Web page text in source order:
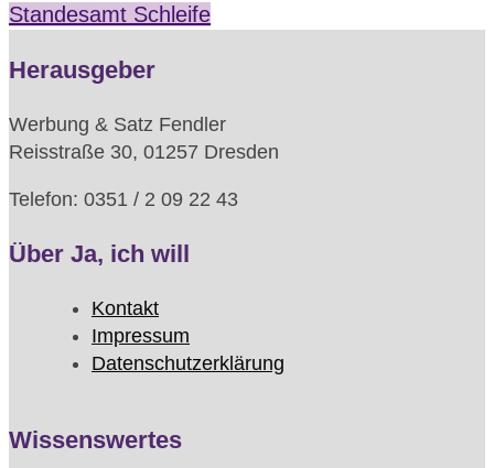
Standesamt Schleife
Herausgeber
Werbung & Satz Fendler
Reisstraße 30, 01257 Dresden
Telefon: 0351 / 2 09 22 43
Über Ja, ich will
Kontakt
Impressum
Datenschutzerklärung
Wissenswertes